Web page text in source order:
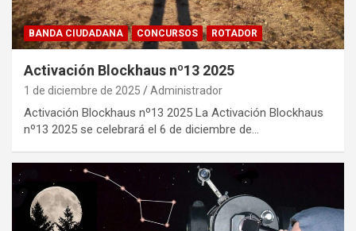
BANDA CIUDADANA CONCURSOS ROTADOR
Activación Blockhaus nº13 2025
1 de diciembre de 2025 Administrador
Activación Blockhaus nº13 2025 La Activación Blockhaus
nº13 2025 se celebrará el 6 de diciembre de…